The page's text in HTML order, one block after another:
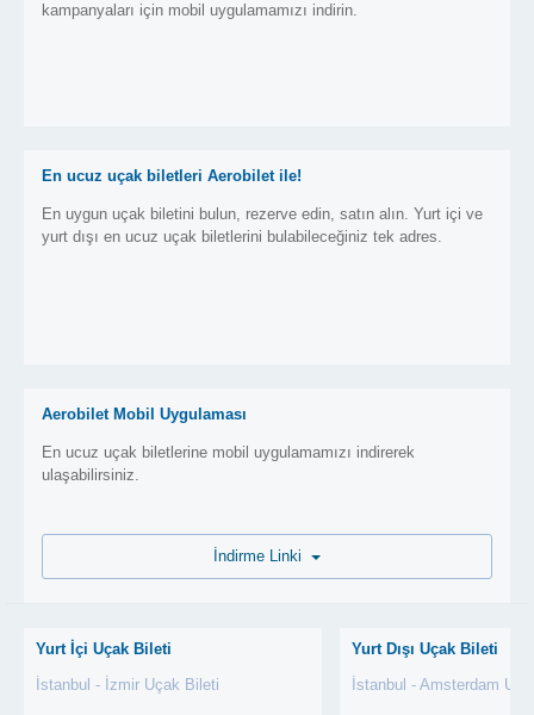
kampanyaları için mobil uygulamamızı indirin.
En ucuz uçak biletleri Aerobilet ile!
En uygun uçak biletini bulun, rezerve edin, satın alın. Yurt içi ve
yurt dışı en ucuz uçak biletlerini bulabileceğiniz tek adres.
Aerobilet Mobil Uygulaması
En ucuz uçak biletlerine mobil uygulamamızı indirerek
ulaşabilirsiniz.
Yurt İçi Uçak Bileti
İstanbul - İzmir Uçak Bileti
Yurt Dışı Uçak Bileti
İstanbul - Amsterdam